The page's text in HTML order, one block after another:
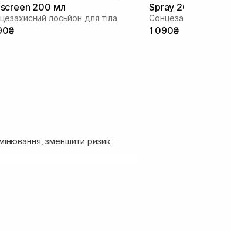
200 мл
лосьйон для тіла
Spray 200 мл
Сонцезахисний
1 090₴
зменшити ризик
зволожувати,
перебування на сонці. У